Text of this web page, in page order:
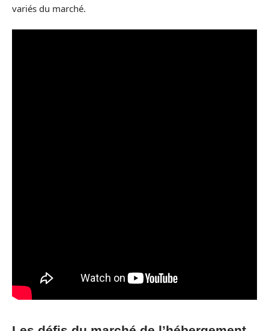
variés du marché.